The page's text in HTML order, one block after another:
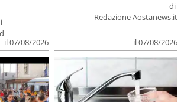
il 07/08/2026
di
Redazione Aostanews.it
il 07/08/2026